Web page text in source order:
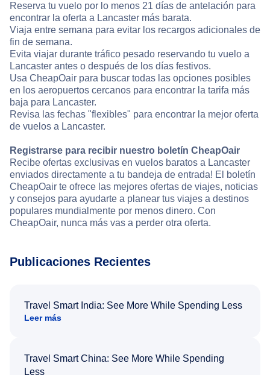
Reserva tu vuelo por lo menos 21 días de antelación para
encontrar la oferta a Lancaster más barata.
Viaja entre semana para evitar los recargos adicionales de
fin de semana.
Evita viajar durante tráfico pesado reservando tu vuelo a
Lancaster antes o después de los días festivos.
Usa CheapOair para buscar todas las opciones posibles
en los aeropuertos cercanos para encontrar la tarifa más
baja para Lancaster.
Revisa las fechas "flexibles" para encontrar la mejor oferta
de vuelos a Lancaster.
Registrarse para recibir nuestro boletín CheapOair
Recibe ofertas exclusivas en vuelos baratos a Lancaster
enviados directamente a tu bandeja de entrada! El boletín
CheapOair te ofrece las mejores ofertas de viajes, noticias
y consejos para ayudarte a planear tus viajes a destinos
populares mundialmente por menos dinero. Con
CheapOair, nunca más vas a perder otra oferta.
Publicaciones Recientes
Travel Smart India: See More While Spending Less
Leer más
Travel Smart China: See More While Spending
Less